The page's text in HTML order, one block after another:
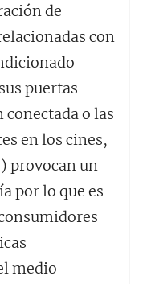
de
con
puertas
o las
en los cines,
provocan un
por lo que es
medio